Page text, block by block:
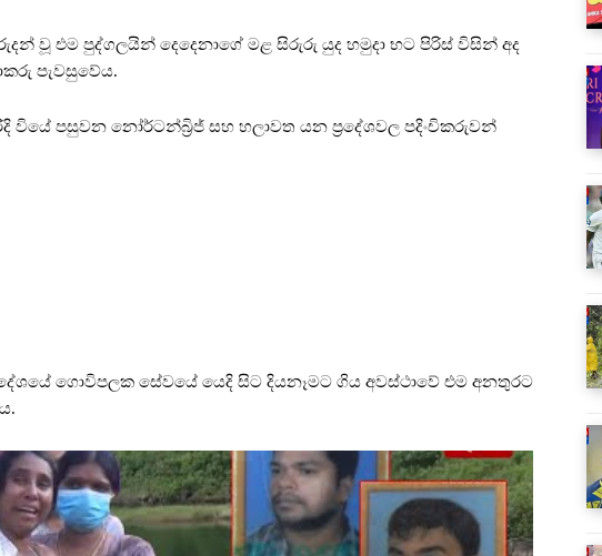
වූ එම පුද්ගලයින් දෙදෙනාගේ මළ සිරුරු යුද හමුදා භට පිරිස් විසින් අද
පැවසුවේය.
වියේ පසුවන නෝර්ටන්බ්‍රිජ් සහ හලාවත යන ප්‍රදේශවල පදිංචිකරුවන්
ගොවිපලක සේවයේ යෙදි සිට දියනෑමට ගිය අවස්ථාවේ එම අනතුරට